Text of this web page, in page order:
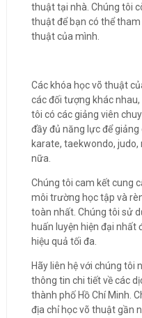
thuật tại nhà. Chúng tôi
thuật để bạn có thể
thuật của mình.
Các khóa học võ thuật
các đối tượng khác
tôi có các giảng viên
đầy đủ năng lực để
karate, taekwondo,
nữa.
Chúng tôi cam kết cung
môi trường học tập và
toàn nhất. Chúng tôi sử
huấn luyện hiện đại nhất
hiệu quả tối đa.
Hãy liên hệ với chúng tôi
thông tin chi tiết về các
thành phố Hồ Chí Minh.
địa chỉ học võ thuật gần